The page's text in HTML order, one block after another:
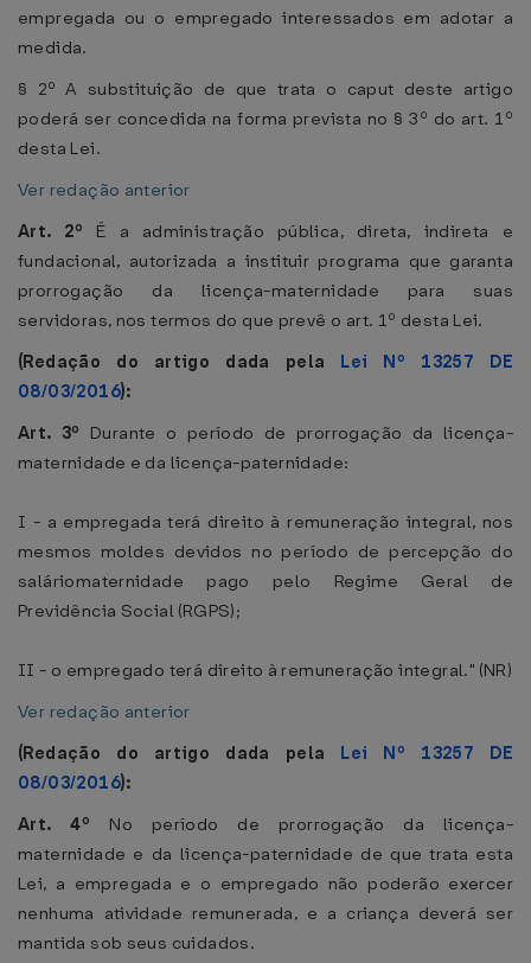
empregada ou o empregado interessados em adotar a
medida.
§ 2º A substituição de que trata o caput deste artigo
poderá ser concedida na forma prevista no § 3º do art. 1º
desta Lei.
Ver redação anterior
Art. 2º É a administração pública, direta, indireta e
fundacional, autorizada a instituir programa que garanta
prorrogação da licença-maternidade para suas
servidoras, nos termos do que prevê o art. 1º desta Lei.
(Redação do artigo dada pela Lei Nº 13257 DE
08/03/2016):
Art. 3º Durante o período de prorrogação da licença-
maternidade e da licença-paternidade:
I - a empregada terá direito à remuneração integral, nos
mesmos moldes devidos no período de percepção do
saláriomaternidade pago pelo Regime Geral de
Previdência Social (RGPS);
II - o empregado terá direito à remuneração integral." (NR)
Ver redação anterior
(Redação do artigo dada pela Lei Nº 13257 DE
08/03/2016):
Art. 4º No período de prorrogação da licença-
maternidade e da licença-paternidade de que trata esta
Lei, a empregada e o empregado não poderão exercer
nenhuma atividade remunerada, e a criança deverá ser
mantida sob seus cuidados.